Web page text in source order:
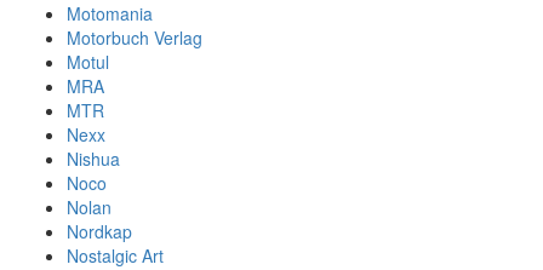
Motomania
Motorbuch Verlag
Motul
MRA
MTR
Nexx
Nishua
Noco
Nolan
Nordkap
Nostalgic Art